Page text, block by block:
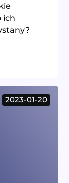
ich
2023-01-20